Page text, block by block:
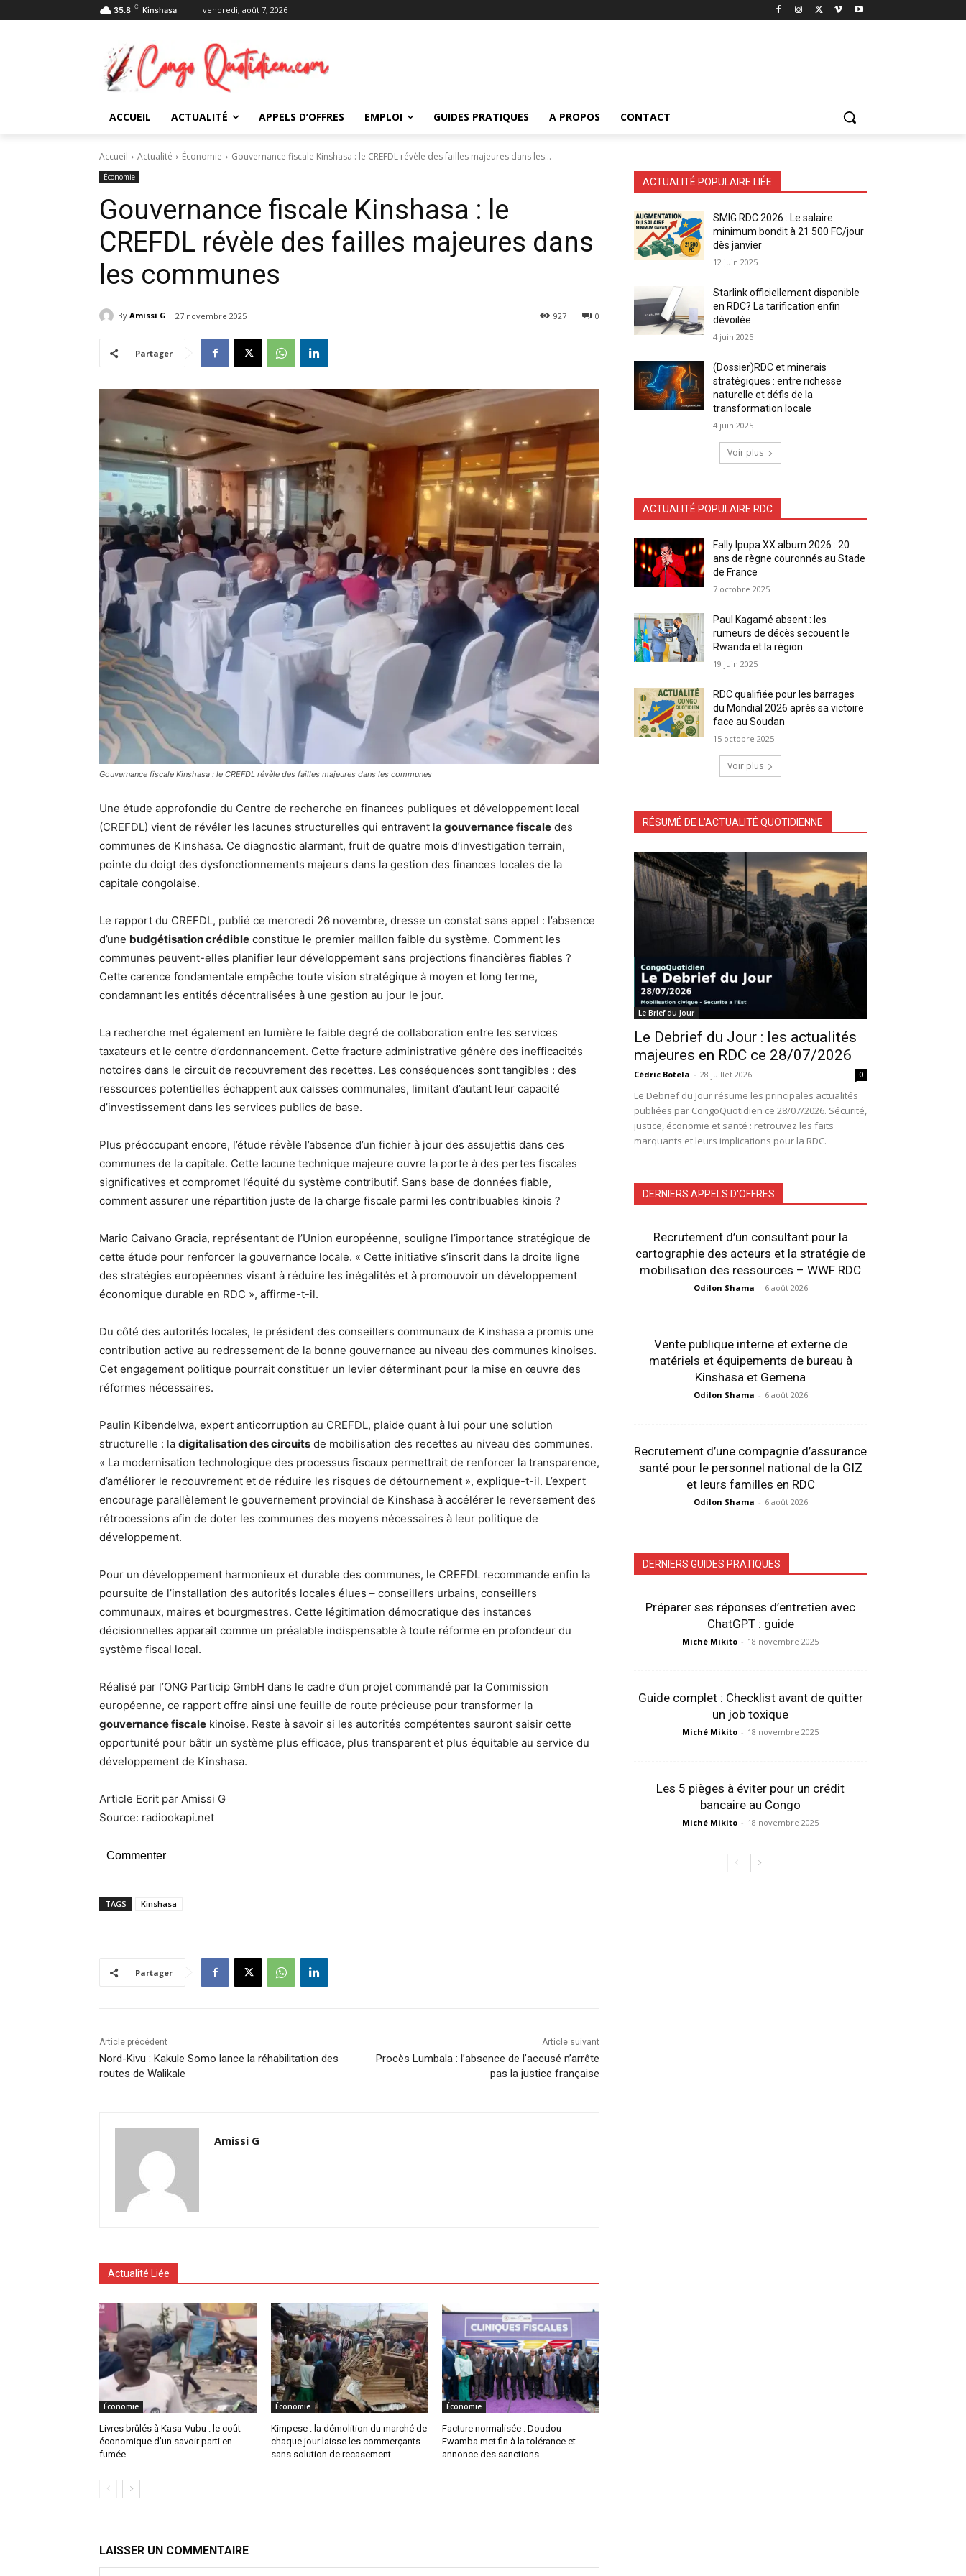
35.8 C Kinshasa vendredi, août 7, 2026
ACCUEIL ACTUALITÉ APPELS D’OFFRES EMPLOI GUIDES PRATIQUES A PROPOS CONTACT
Accueil Actualité Économie Gouvernance fiscale Kinshasa : le CREFDL révèle des failles majeures dans les...
Économie
Gouvernance fiscale Kinshasa : le
CREFDL révèle des failles majeures dans
les communes
By Amissi G 27 novembre 2025 0
927
Partager
Gouvernance fiscale Kinshasa : le CREFDL révèle des failles majeures dans les communes
Une étude approfondie du Centre de recherche en finances publiques et développement local
(CREFDL) vient de révéler les lacunes structurelles qui entravent la gouvernance fiscale des
communes de Kinshasa. Ce diagnostic alarmant, fruit de quatre mois d’investigation terrain,
pointe du doigt des dysfonctionnements majeurs dans la gestion des finances locales de la
capitale congolaise.
Le rapport du CREFDL, publié ce mercredi 26 novembre, dresse un constat sans appel : l’absence
d’une budgétisation crédible constitue le premier maillon faible du système. Comment les
communes peuvent-elles planifier leur développement sans projections financières fiables ?
Cette carence fondamentale empêche toute vision stratégique à moyen et long terme,
condamnant les entités décentralisées à une gestion au jour le jour.
La recherche met également en lumière le faible degré de collaboration entre les services
taxateurs et le centre d’ordonnancement. Cette fracture administrative génère des inefficacités
notoires dans le circuit de recouvrement des recettes. Les conséquences sont tangibles : des
ressources potentielles échappent aux caisses communales, limitant d’autant leur capacité
d’investissement dans les services publics de base.
Plus préoccupant encore, l’étude révèle l’absence d’un fichier à jour des assujettis dans ces
communes de la capitale. Cette lacune technique majeure ouvre la porte à des pertes fiscales
significatives et compromet l’équité du système contributif. Sans base de données fiable,
comment assurer une répartition juste de la charge fiscale parmi les contribuables kinois ?
Mario Caivano Gracia, représentant de l’Union européenne, souligne l’importance stratégique de
cette étude pour renforcer la gouvernance locale. « Cette initiative s’inscrit dans la droite ligne
des stratégies européennes visant à réduire les inégalités et à promouvoir un développement
économique durable en RDC », affirme-t-il.
Du côté des autorités locales, le président des conseillers communaux de Kinshasa a promis une
contribution active au redressement de la bonne gouvernance au niveau des communes kinoises.
Cet engagement politique pourrait constituer un levier déterminant pour la mise en œuvre des
réformes nécessaires.
Paulin Kibendelwa, expert anticorruption au CREFDL, plaide quant à lui pour une solution
structurelle : la digitalisation des circuits de mobilisation des recettes au niveau des communes.
« La modernisation technologique des processus fiscaux permettrait de renforcer la transparence,
d’améliorer le recouvrement et de réduire les risques de détournement », explique-t-il. L’expert
encourage parallèlement le gouvernement provincial de Kinshasa à accélérer le reversement des
rétrocessions afin de doter les communes des moyens nécessaires à leur politique de
développement.
Pour un développement harmonieux et durable des communes, le CREFDL recommande enfin la
poursuite de l’installation des autorités locales élues – conseillers urbains, conseillers
communaux, maires et bourgmestres. Cette légitimation démocratique des instances
décisionnelles apparaît comme un préalable indispensable à toute réforme en profondeur du
système fiscal local.
Réalisé par l’ONG Particip GmbH dans le cadre d’un projet commandé par la Commission
européenne, ce rapport offre ainsi une feuille de route précieuse pour transformer la
gouvernance fiscale kinoise. Reste à savoir si les autorités compétentes sauront saisir cette
opportunité pour bâtir un système plus efficace, plus transparent et plus équitable au service du
développement de Kinshasa.
Article Ecrit par Amissi G
Source: radiookapi.net
Commenter
TAGS Kinshasa
Partager
Article précédent
Nord-Kivu : Kakule Somo lance la réhabilitation des
routes de Walikale
Article suivant
Procès Lumbala : l’absence de l’accusé n’arrête
pas la justice française
Amissi G
Actualité Liée
Économie
Livres brûlés à Kasa-Vubu : le coût
économique d’un savoir parti en
fumée
Économie
Kimpese : la démolition du marché de
chaque jour laisse les commerçants
sans solution de recasement
Économie
Facture normalisée : Doudou
Fwamba met fin à la tolérance et
annonce des sanctions
LAISSER UN COMMENTAIRE
ACTUALITÉ POPULAIRE LIÉE
SMIG RDC 2026 : Le salaire
minimum bondit à 21 500 FC/jour
dès janvier
12 juin 2025
Starlink officiellement disponible
en RDC? La tarification enfin
dévoilée
4 juin 2025
(Dossier)RDC et minerais
stratégiques : entre richesse
naturelle et défis de la
transformation locale
4 juin 2025
Voir plus
ACTUALITÉ POPULAIRE RDC
Fally Ipupa XX album 2026 : 20
ans de règne couronnés au Stade
de France
7 octobre 2025
Paul Kagamé absent : les
rumeurs de décès secouent le
Rwanda et la région
19 juin 2025
RDC qualifiée pour les barrages
du Mondial 2026 après sa victoire
face au Soudan
15 octobre 2025
Voir plus
RÉSUMÉ DE L'ACTUALITÉ QUOTIDIENNE
Le Brief du Jour
Le Debrief du Jour : les actualités
majeures en RDC ce 28/07/2026
Cédric Botela - 28 juillet 2026 0
Le Debrief du Jour résume les principales actualités
publiées par CongoQuotidien ce 28/07/2026. Sécurité,
justice, économie et santé : retrouvez les faits
marquants et leurs implications pour la RDC.
DERNIERS APPELS D'OFFRES
Recrutement d’un consultant pour la
cartographie des acteurs et la stratégie de
mobilisation des ressources – WWF RDC
Odilon Shama - 6 août 2026
Vente publique interne et externe de
matériels et équipements de bureau à
Kinshasa et Gemena
Odilon Shama - 6 août 2026
Recrutement d’une compagnie d’assurance
santé pour le personnel national de la GIZ
et leurs familles en RDC
Odilon Shama - 6 août 2026
DERNIERS GUIDES PRATIQUES
Préparer ses réponses d’entretien avec
ChatGPT : guide
Miché Mikito - 18 novembre 2025
Guide complet : Checklist avant de quitter
un job toxique
Miché Mikito - 18 novembre 2025
Les 5 pièges à éviter pour un crédit
bancaire au Congo
Miché Mikito - 18 novembre 2025